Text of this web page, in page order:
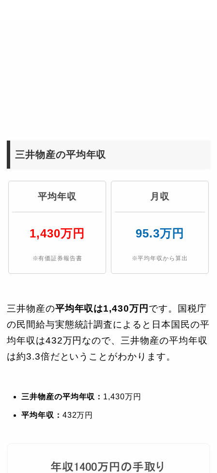
三井物産の平均年収
平均年収
1,430万円
※有価証券報告書
月収
95.3万円
※平均年収から算出
三井物産の平均年収は1,430万円 です。国税庁
の民間給与実態統計調査によると日本国民の平
均年収は432万円なので、三井物産の平均年収
は約3.3倍だということがわかります。
三井物産の平均年収： 1,430万円
平均年収： 432万円